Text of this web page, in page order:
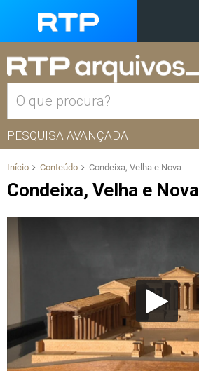
PESQUISA AVANÇADA
Início Conteúdo Condeixa, Velha e Nova
Condeixa, Velha e Nova